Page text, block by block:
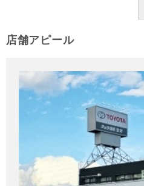
店舗アピール